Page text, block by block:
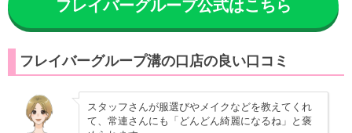
フレイバーグループ公式はこちら
フレイバーグループ溝の口店の良い口コミ
スタッフさんが服選びやメイクなどを教えてくれ
て、常連さんにも「どんどん綺麗になるね」と褒